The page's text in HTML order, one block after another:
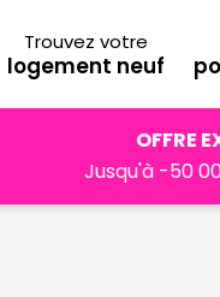
Trouvez votre
logement neuf
OFFRE
Jusqu'à -50
Provence-Alpes-Côte